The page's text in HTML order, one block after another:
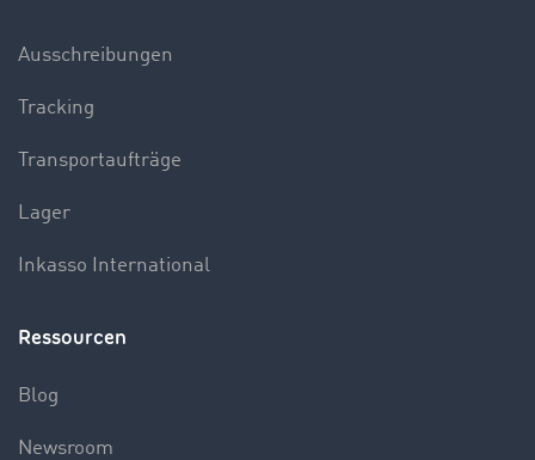
Ausschreibungen
Tracking
Transportaufträge
Lager
Inkasso International
Ressourcen
Blog
Newsroom